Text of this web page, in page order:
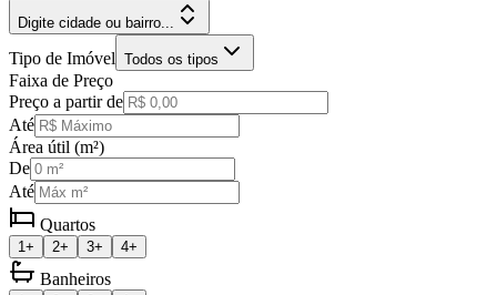
Digite cidade ou bairro...
Tipo de Imóvel Todos os tipos
Faixa de Preço
Preço a partir de
Até
Área útil (m²)
De
Até
Quartos
1+ 2+ 3+ 4+
Banheiros